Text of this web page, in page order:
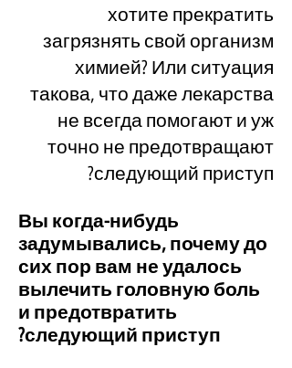
хотите прекратить
загрязнять свой организм
химией? Или ситуация
такова, что даже лекарства
не всегда помогают и уж
точно не предотвращают
следующий приступ?
Вы когда-нибудь
задумывались, почему до
сих пор вам не удалось
вылечить головную боль
и предотвратить
следующий приступ?